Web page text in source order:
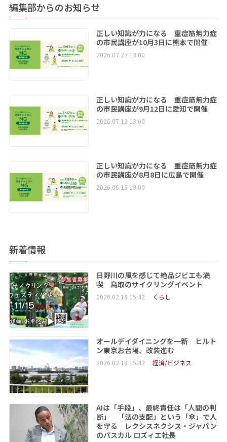
編集部からのお知らせ
正しい知識が力になる 重症筋無力症
の市民講座が10月3日に熊本で開催
2026.07.27 13:00
正しい知識が力になる 重症筋無力症
の市民講座が9月12日に愛知で開催
2026.07.13 13:00
正しい知識が力になる 重症筋無力症
の市民講座が8月8日に広島で開催
2026.06.15 13:00
新着情報
日野川の風を感じて絶品ジビエも満
喫 鳥取のサイクリングイベント
2026.02.18 15:42 くらし
オールデイダイニングを一新 ヒルト
ン東京お台場、改装進む
2026.02.18 15:42 経済/ビジネス
AIは「手段」、最終責任は「人間の判
断」 「法の支配」という「傘」で人
を守る レクシスネクシス・ジャパン
のパスカル ロズィエ社長